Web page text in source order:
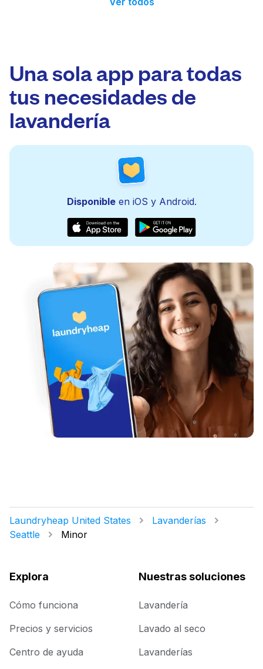
Una sola app para todas
tus necesidades de
lavandería
Disponibleen iOS y Android.
Laundryheap United States
Lavanderías
Seattle
Minor
Explora
Cómo funciona
Precios y servicios
Centro de ayuda
Nuestras soluciones
Lavandería
Lavado al seco
Lavanderías